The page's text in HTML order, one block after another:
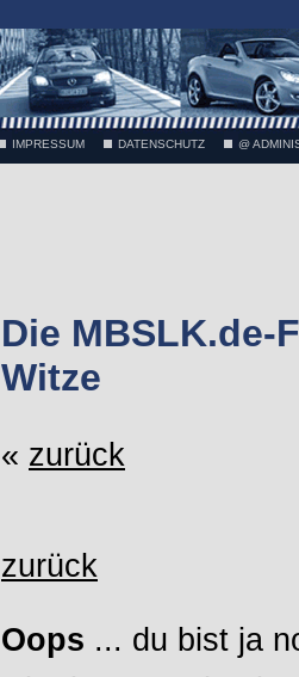
IMPRESSUM DATENSCHUTZ @
Die MBSLK.de-
Witze
« zurück
zurück
Oops ... du bist ja